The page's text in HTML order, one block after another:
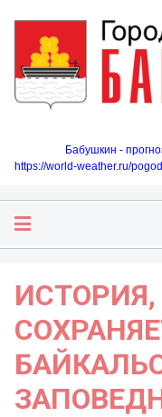
Бабушкин -
https://world-weather.ru/